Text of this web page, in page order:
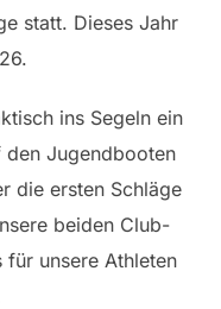
statt. Dieses Jahr
ins Segeln ein
den Jugendbooten
die ersten Schläge
beiden Club-
unsere Athleten